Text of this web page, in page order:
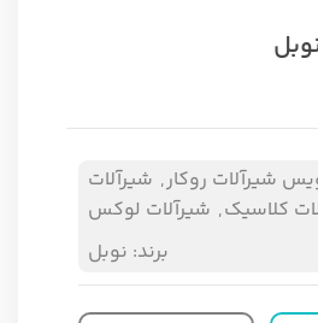
شیرآلات روکار, شیرآلات
کلاسیک, شیرآلات لوکس
برند: نوبل